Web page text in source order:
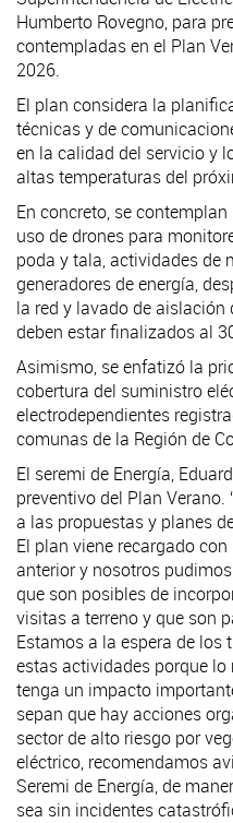
Humberto Rovegno, para
contempladas en el Plan
2026.
El plan considera la
técnicas y de
en la calidad del servicio y
altas temperaturas del
En concreto, se
uso de drones para
poda y tala, actividades de
generadores de energía,
la red y lavado de
deben estar finalizados al
Asimismo, se enfatizó la
cobertura del suministro
electrodependientes
comunas de la Región de
El seremi de Energía,
preventivo del Plan
a las propuestas y planes
El plan viene recargado
anterior y nosotros
que son posibles de
visitas a terreno y que son
Estamos a la espera de
estas actividades porque
tenga un impacto
sepan que hay acciones
sector de alto riesgo por
eléctrico, recomendamos
Seremi de Energía, de
sea sin incidentes